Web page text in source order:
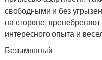
свободными и без
на стороне,
интересного опыта и
Безымянный